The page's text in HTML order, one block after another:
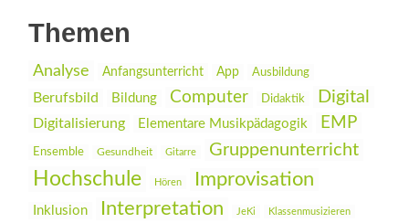
Themen
Analyse Anfangsunterricht App Ausbildung
Berufsbild Bildung Computer Didaktik Digital
Digitalisierung Elementare Musikpädagogik EMP
Ensemble Gesundheit Gitarre Gruppenunterricht
Hochschule Hören Improvisation
Inklusion Interpretation JeKi Klassenmusizieren